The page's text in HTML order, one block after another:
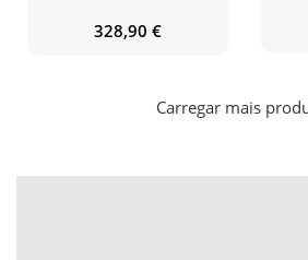
328,90 €
Carregar mais